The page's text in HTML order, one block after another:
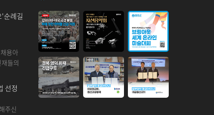
기술적 방법을 사용하여 삭제합니다.
스크에 저장됩니다. 회사는 이용자 개개인에게
키를 사용합니다. 즉, 회사는 다음과 같은
'순례길
용아
들의
선정
주신